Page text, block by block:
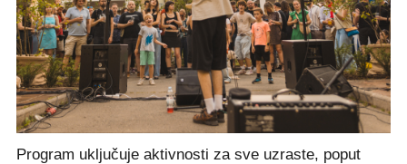
Program uključuje aktivnosti za sve uzraste, poput